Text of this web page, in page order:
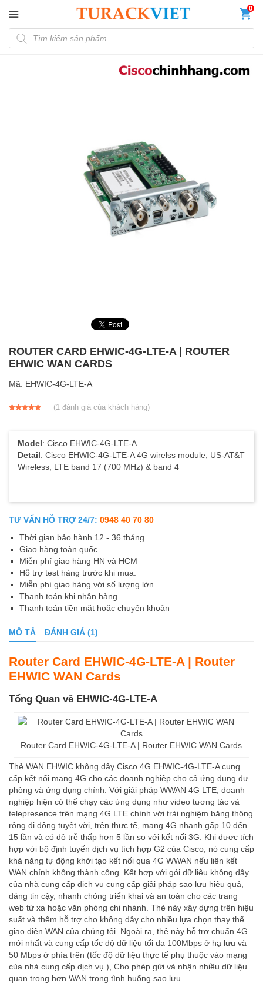
0
Tìm kiếm sản phẩm
ROUTER CARD EHWIC-4G-LTE-A | ROUTER
EHWIC WAN CARDS
Mã: EHWIC-4G-LTE-A
(1đánh giá của khách hàng)
Model: Cisco EHWIC-4G-LTE-A
Detail: Cisco EHWIC-4G-LTE-A 4G wirelss module, US-AT&T
Wireless, LTE band 17 (700 MHz) & band 4
TƯ VẤN HỖ TRỢ 24/7: 0948 40 70 80
Thời gian bảo hành 12 - 36 tháng
Giao hàng toàn quốc.
Miễn phí giao hàng HN và HCM
Hỗ trợ test hàng trước khi mua.
Miễn phí giao hàng với số lượng lớn
Thanh toán khi nhận hàng
Thanh toán tiền mặt hoặc chuyển khoản
MÔ TẢ ĐÁNH GIÁ (1)
Router Card EHWIC-4G-LTE-A | Router
EHWIC WAN Cards
Tổng Quan về EHWIC-4G-LTE-A
Router Card EHWIC-4G-LTE-A | Router EHWIC WAN Cards
Thẻ WAN EHWIC không dây Cisco 4G EHWIC-4G-LTE-A cung
cấp kết nối mạng 4G cho các doanh nghiệp cho cả ứng dụng dự
phòng và ứng dụng chính. Với giải pháp WWAN 4G LTE, doanh
nghiệp hiện có thể chạy các ứng dụng như video tương tác và
telepresence trên mạng 4G LTE chính với trải nghiệm băng thông
rộng di động tuyệt vời, trên thực tế, mạng 4G nhanh gấp 10 đến
15 lần và có độ trễ thấp hơn 5 lần so với kết nối 3G. Khi được tích
hợp với bộ định tuyến dịch vụ tích hợp G2 của Cisco, nó cung cấp
khả năng tự động khởi tạo kết nối qua 4G WWAN nếu liên kết
WAN chính không thành công. Kết hợp với gói dữ liệu không dây
của nhà cung cấp dịch vụ cung cấp giải pháp sao lưu hiệu quả,
đáng tin cậy, nhanh chóng triển khai và an toàn cho các trang
web từ xa hoặc văn phòng chi nhánh. Thẻ này xây dựng trên hiệu
suất và thêm hỗ trợ cho không dây cho nhiều lựa chọn thay thế
giao diện WAN của chúng tôi. Ngoài ra, thẻ này hỗ trợ chuẩn 4G
mới nhất và cung cấp tốc độ dữ liệu tối đa 100Mbps ở hạ lưu và
50 Mbps ở phía trên (tốc độ dữ liệu thực tế phụ thuộc vào mạng
của nhà cung cấp dịch vụ.), Cho phép gửi và nhận nhiều dữ liệu
quan trọng hơn WAN trong tình huống sao lưu.